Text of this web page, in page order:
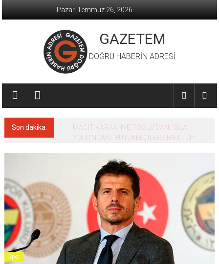
Pazar, Temmuz 26, 2026
GAZETEM
DOĞRU HABERİN ADRESİ
Son dakika:
MACİT KARAAHMETOĞLU’DAN ‘SILA
YOLU’NDAKİ ’BÜYÜKELÇİLERE MEKTUP
Spor